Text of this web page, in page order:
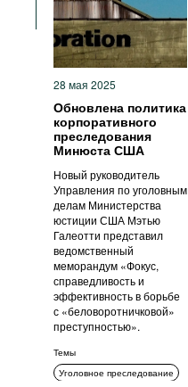
28 мая 2025
Обновлена политика
корпоративного
преследования
Минюста США
Новый руководитель
Управления по уголовным
делам Министерства
юстиции США Мэтью
Галеотти представил
ведомственный
меморандум «Фокус,
справедливость и
эффективность в борьбе
с «беловоротничковой»
преступностью».
Темы
Уголовное преследование